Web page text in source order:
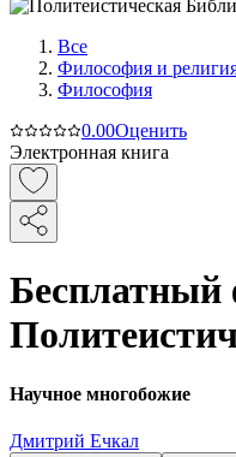
Все
Философия и
Философия
0.00Оценить
Электронная книга
Бесплатный
Научное многобожие
Дмитрий Ечкал